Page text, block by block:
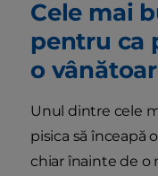
Cele mai
pentru ca
o
Unul dintre cele
pisica să înceapă
chiar înainte de o